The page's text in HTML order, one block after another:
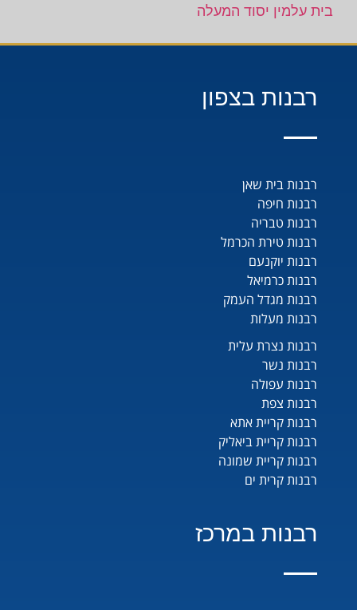
בית עלמין יסוד המעלה
רבנות בצפון
רבנות בית שאן
רבנות חיפה
רבנות טבריה
רבנות טירת הכרמל
רבנות יוקנעם
רבנות כרמיאל
רבנות מגדל העמק
רבנות מעלות
רבנות נצרת עלית
רבנות נשר
רבנות עפולה
רבנות צפת
רבנות קריית אתא
רבנות קריית ביאליק
רבנות קריית שמונה
רבנות קרית ים
רבנות במרכז